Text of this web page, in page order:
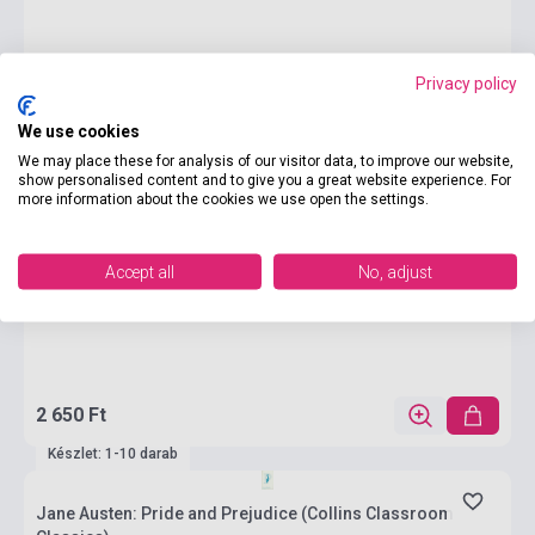
2 650 Ft
Készlet: 1-10 darab
Jane Austen: Pride and Prejudice (Collins Classroom
Privacy policy
We use cookies
We may place these for analysis of our visitor data, to improve our website,
show personalised content and to give you a great website experience. For
more information about the cookies we use open the settings.
Accept all No, adjust